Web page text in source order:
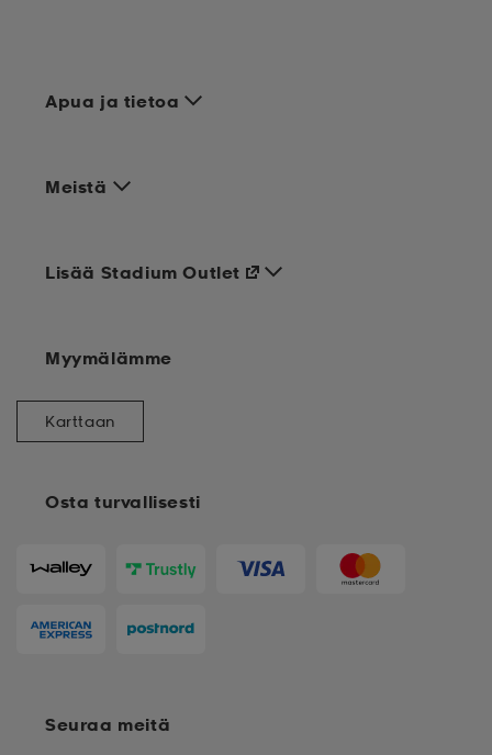
Apua ja tietoa
Meistä
Osta turvallisesti
Lisää Stadium Outlet
Myymälämme
Karttaan
Seuraa meitä